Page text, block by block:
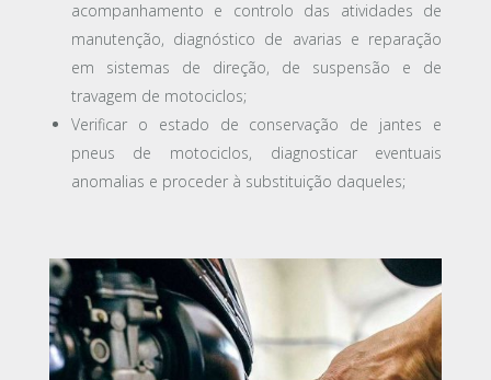
acompanhamento e controlo das atividades de
manutenção, diagnóstico de avarias e reparação
em sistemas de direção, de suspensão e de
travagem de motociclos;
Verificar o estado de conservação de jantes e
pneus de motociclos, diagnosticar eventuais
anomalias e proceder à substituição daqueles;